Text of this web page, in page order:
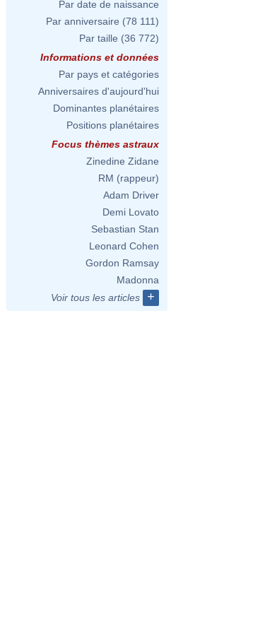
Par date de naissance
Par anniversaire (78 111)
Par taille (36 772)
Informations et données
Par pays et catégories
Anniversaires d'aujourd'hui
Dominantes planétaires
Positions planétaires
Focus thèmes astraux
Zinedine Zidane
RM (rappeur)
Adam Driver
Demi Lovato
Sebastian Stan
Leonard Cohen
Gordon Ramsay
Madonna
Voir tous les articles
+